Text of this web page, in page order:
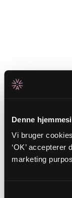
Denne
Vi bruger
‘OK’
marketing